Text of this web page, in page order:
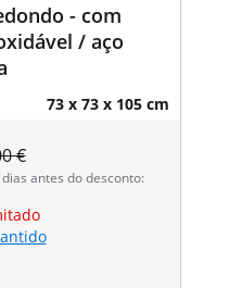
- com
/ aço
73 x 73 x 105 cm
€
antes do desconto: